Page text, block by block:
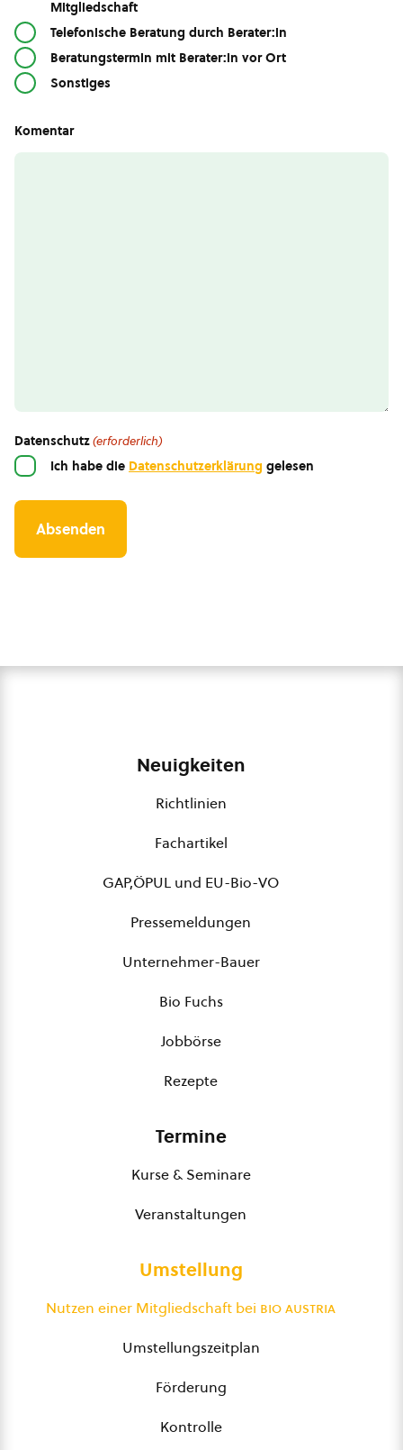
Mitgliedschaft
Telefonische Beratung durch Berater:in
Beratungstermin mit Berater:in vor Ort
Sonstiges
Komentar
Datenschutz(erforderlich)
Ich habe die Datenschutzerklärung gelesen
Neuigkeiten
Richtlinien
Fachartikel
GAP,ÖPUL und EU-Bio-VO
Pressemeldungen
Unternehmer-Bauer
Bio Fuchs
Jobbörse
Rezepte
Termine
Kurse & Seminare
Veranstaltungen
Umstellung
Nutzen einer Mitgliedschaft bei bio austria
Umstellungszeitplan
Förderung
Kontrolle